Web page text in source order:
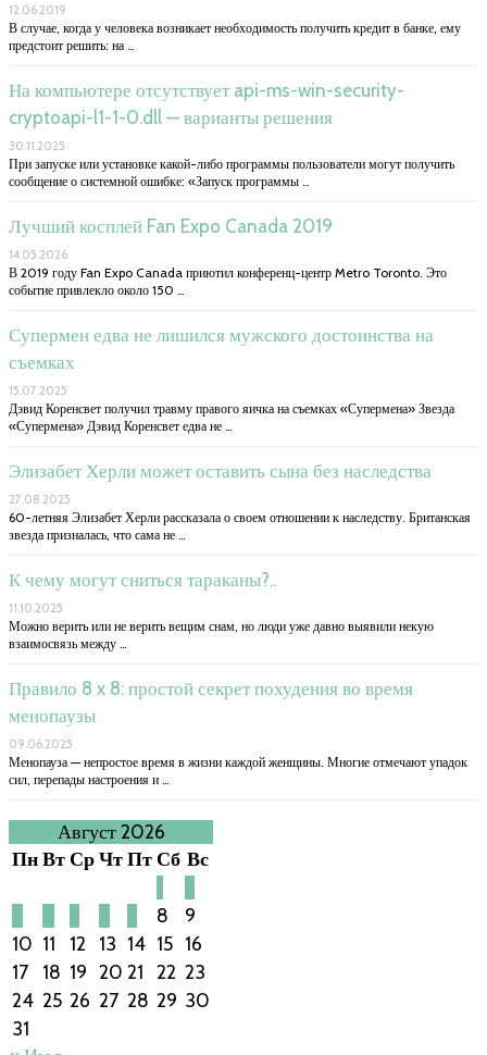
12.06.2019
В случае, когда у человека возникает необходимость получить кредит в банке, ему
предстоит решить: на …
На компьютере отсутствует api-ms-win-security-
cryptoapi-l1-1-0.dll — варианты решения
30.11.2025
При запуске или установке какой-либо программы пользователи могут получить
сообщение о системной ошибке: «Запуск программы …
Лучший косплей Fan Expo Canada 2019
14.05.2026
В 2019 году Fan Expo Canada приютил конференц-центр Metro Toronto. Это
событие привлекло около 150 …
Супермен едва не лишился мужского достоинства на
съемках
15.07.2025
Дэвид Коренсвет получил травму правого яичка на съемках «Супермена» Звезда
«Супермена» Дэвид Коренсвет едва не …
Элизабет Херли может оставить сына без наследства
27.08.2025
60-летняя Элизабет Херли рассказала о своем отношении к наследству. Британская
звезда призналась, что сама не …
К чему могут сниться тараканы?..
11.10.2025
Можно верить или не верить вещим снам, но люди уже давно выявили некую
взаимосвязь между …
Правило 8 x 8: простой секрет похудения во время
менопаузы
09.06.2025
Менопауза — непростое время в жизни каждой женщины. Многие отмечают упадок
сил, перепады настроения и …
Август 2026
ПнВтСрЧтПтСб Вс
8
9
10 11 12 13 14 15 16
17
18 19 20 21 22 23
24 25 26 27 28 29 30
31